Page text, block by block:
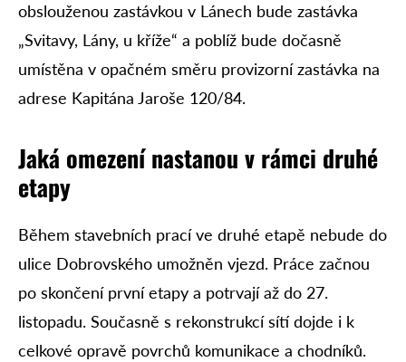
obslouženou zastávkou v Lánech bude zastávka
„Svitavy, Lány, u kříže“ a poblíž bude dočasně
umístěna v opačném směru provizorní zastávka na
adrese Kapitána Jaroše 120/84.
Jaká omezení nastanou v rámci druhé
etapy
Během stavebních prací ve druhé etapě nebude do
ulice Dobrovského umožněn vjezd. Práce začnou
po skončení první etapy a potrvají až do 27.
listopadu. Současně s rekonstrukcí sítí dojde i k
celkové opravě povrchů komunikace a chodníků.